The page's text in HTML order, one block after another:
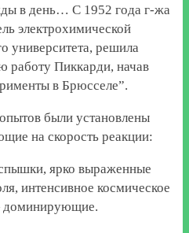
в день… С 1952 года г-жа
электрохимической
университета, решила
работу Пиккарди, начав
в Брюсселе”.
были установлены
на скорость реакции:
ярко выраженные
интенсивное космическое
доминирующие.